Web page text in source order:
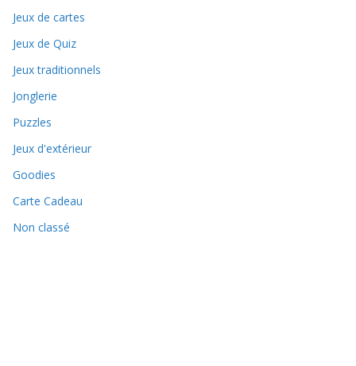
Jeux de cartes
Jeux de Quiz
Jeux traditionnels
Jonglerie
Puzzles
Jeux d'extérieur
Goodies
Carte Cadeau
Non classé